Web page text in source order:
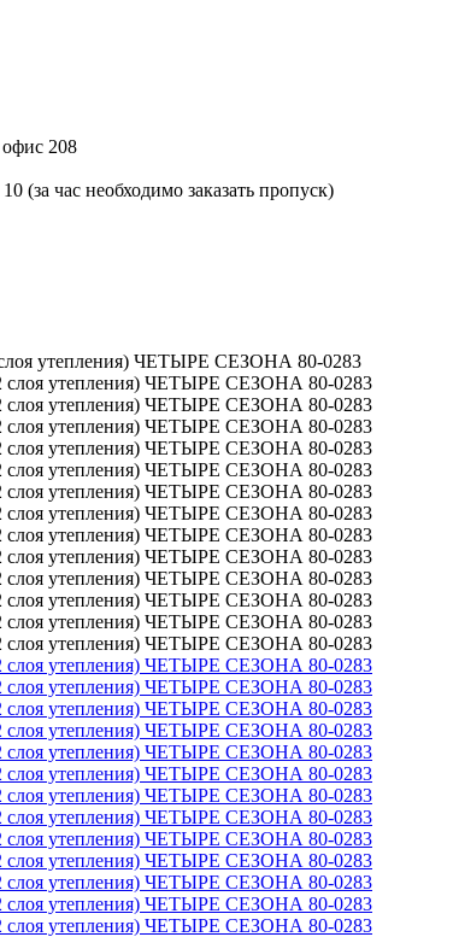
офис 208
(за час необходимо заказать пропуск)
утепления) ЧЕТЫРЕ СЕЗОНА 80-0283